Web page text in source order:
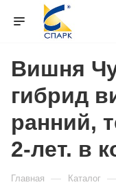
Вишня
гибрид
ранний,
2-лет. в
Главная — Каталог